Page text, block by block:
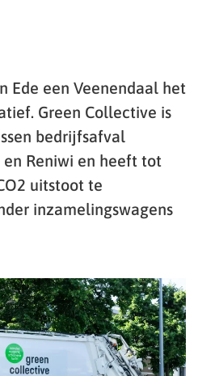
Ede een Veenendaal het
Green Collective is
bedrijfsafval
Reniwi en heeft tot
uitstoot te
inzamelingswagens